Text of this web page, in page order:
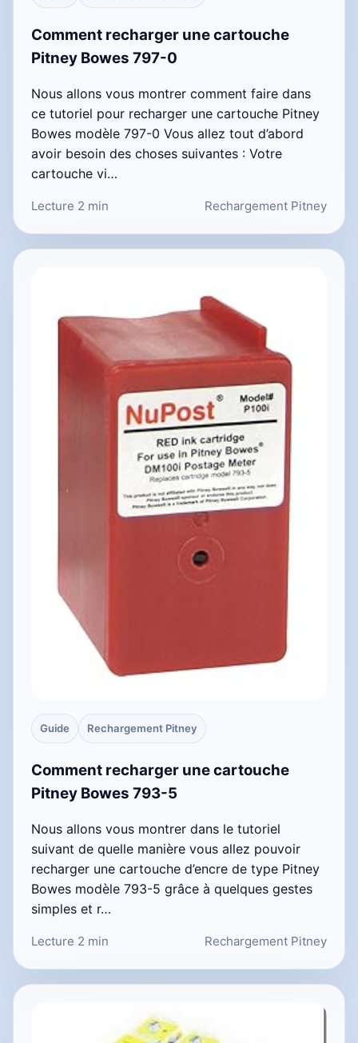
Comment recharger une cartouche
Pitney Bowes 797-0
Nous allons vous montrer comment faire dans
ce tutoriel pour recharger une cartouche Pitney
Bowes modèle 797-0 Vous allez tout d’abord
avoir besoin des choses suivantes : Votre
cartouche vi…
Lecture 2 min Rechargement Pitney
Guide Rechargement Pitney
Comment recharger une cartouche
Pitney Bowes 793-5
Nous allons vous montrer dans le tutoriel
suivant de quelle manière vous allez pouvoir
recharger une cartouche d’encre de type Pitney
Bowes modèle 793-5 grâce à quelques gestes
simples et r…
Lecture 2 min Rechargement Pitney